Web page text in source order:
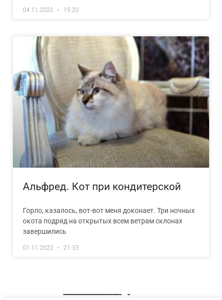
04.11.2022 15:20
Альфред. Кот при кондитерской
Горло, казалось, вот-вот меня доконает. Три ночных
окота подряд на открытых всем ветрам склонах
завершились
01.11.2022 21:33